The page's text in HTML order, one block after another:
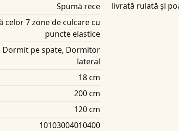
Spumă rece
7 zone de culcare cu
puncte elastice
Dormit pe spate, Dormitor
lateral
18 cm
200 cm
120 cm
10103004010400
livrată rulată și